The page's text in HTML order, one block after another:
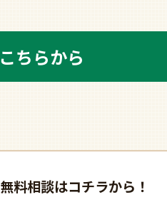
ちらから
無料相談はコチラから！